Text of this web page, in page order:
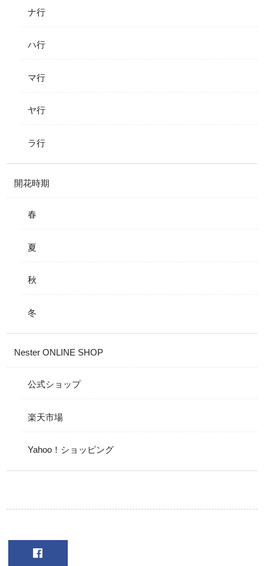
ナ行
ハ行
マ行
ヤ行
ラ行
開花時期
春
夏
秋
冬
Nester ONLINE SHOP
公式ショップ
楽天市場
Yahoo！ショッピング